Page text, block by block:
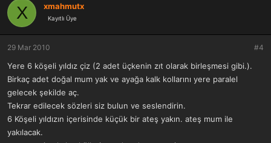
X xmahmutx
Kayıtlı Üye
29 Mar 2010 #4
Yere 6 köşeli yıldız çiz (2 adet üçkenin zıt olarak birleşmesi gibi.).
Birkaç adet doğal mum yak ve ayağa kalk kollarını yere paralel
gelecek şekilde aç.
Tekrar edilecek sözleri siz bulun ve seslendirin.
6 Köşeli yıldızın içerisinde küçük bir ateş yakın. ateş mum ile
yakılacak.